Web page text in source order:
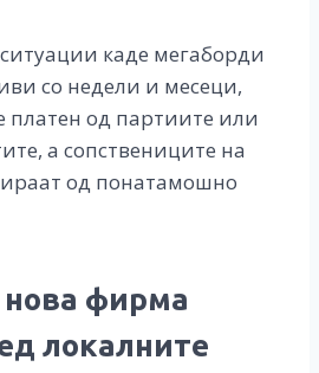
каде мегаборди
со недели и месеци,
платен од партиите или
а сопствениците на
од понатамошно
нова фирма
локалните